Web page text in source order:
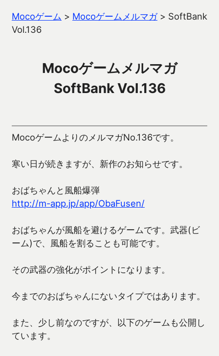
Mocoゲーム > Mocoゲームメルマガ> SoftBank
Vol.136
Mocoゲームメルマガ
SoftBank Vol.136
MocoゲームよりのメルマガNo.136です。
寒い日が続きますが、新作のお知らせです。
おばちゃんと風船爆弾
http://m-app.jp/app/ObaFusen/
おばちゃんが風船を避けるゲームです。武器(ビ
ーム)で、風船を割ることも可能です。
その武器の強化がポイントになります。
今までのおばちゃんにないタイプではあります。
また、少し前なのですが、以下のゲームも公開し
ています。